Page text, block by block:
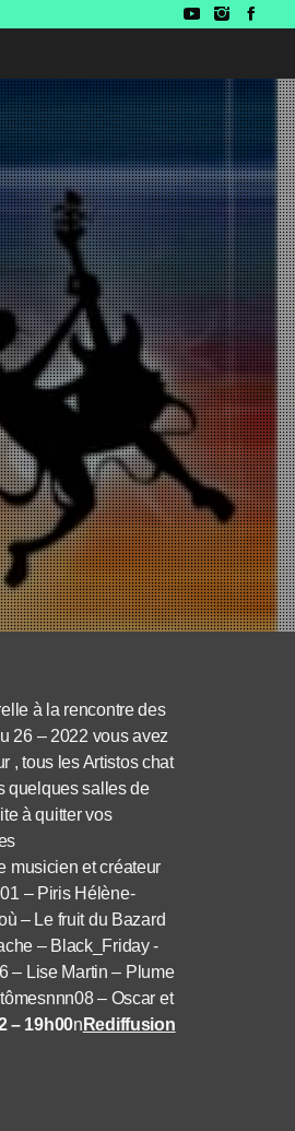
à la rencontre des
26 – 2022 vous avez
, tous les Artistos chat
quelques salles de
à quitter vos
musicien et créateur
– Piris Hélène-
– Le fruit du Bazard
– Black_Friday -
– Lise Martin – Plume
– Oscar et
– 19h00n Rediffusion